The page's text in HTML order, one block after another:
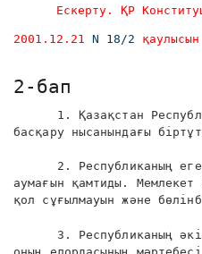
Ескерту. ҚР
2001.12.21 N 18/2
2-бап
1. Қазақстан
басқару нысанындағы
2. Республиканың
аумағын қамтиды. Мемлекет
қол сұғылмауын және
3. Республиканың